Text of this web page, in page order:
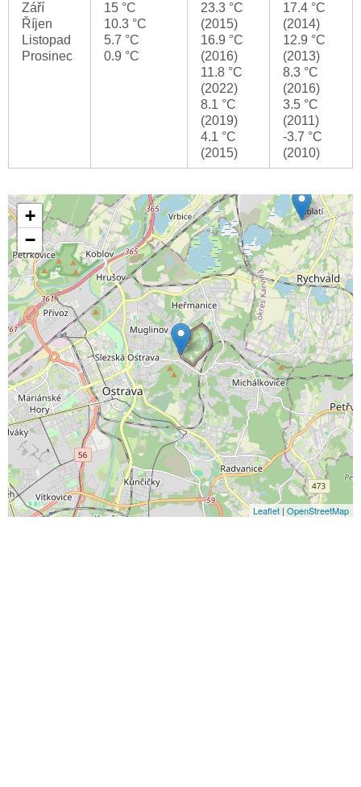
Září
Říjen
Listopad
Prosinec
15 °C
10.3 °C
5.7 °C
0.9 °C
23.3 °C
(2015)
16.9 °C
(2016)
11.8 °C
(2022)
8.1 °C
(2019)
4.1 °C
(2015)
17.4 °C
(2014)
12.9 °C
(2013)
8.3 °C
(2016)
3.5 °C
(2011)
-3.7 °C
(2010)
+
−
Leaflet | OpenStreetMap